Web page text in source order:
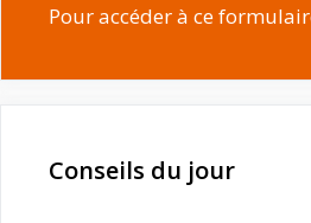
Pour accéder à ce
Conseils du jour